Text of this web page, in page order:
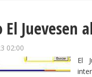
El Juevesen
02:00
El